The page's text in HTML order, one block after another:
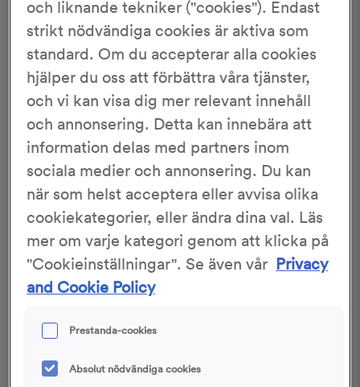
Saffranskrans med
smuldeg
40 min
Påskharebröd
30 min
1 tim 25 min
och liknande tekniker ("cookies"). Endast
strikt nödvändiga cookies är aktiva som
standard. Om du accepterar alla cookies
hjälper du oss att förbättra våra tjänster,
och vi kan visa dig mer relevant innehåll
och annonsering. Detta kan innebära att
information delas med partners inom
sociala medier och annonsering. Du kan
när som helst acceptera eller avvisa olika
cookiekategorier, eller ändra dina val. Läs
mer om varje kategori genom att klicka på
"Cookieinställningar". Se även vår Privacy
and Cookie Policy
Prestanda-cookies
Absolut nödvändiga cookies